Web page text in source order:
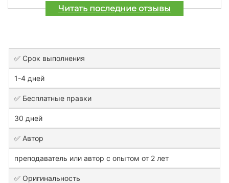
Читать последние отзывы
✅ Срок выполнения
1-4 дней
✅ Бесплатные правки
30 дней
✅ Автор
преподаватель или автор с опытом от 2 лет
✅ Оригинальность